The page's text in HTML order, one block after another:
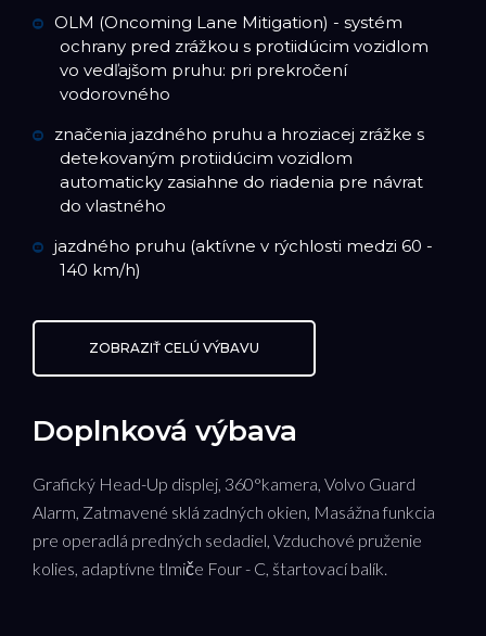
OLM (Oncoming Lane Mitigation) - systém
ochrany pred zrážkou s protiidúcim vozidlom
vo vedľajšom pruhu: pri prekročení
vodorovného
značenia jazdného pruhu a hroziacej zrážke s
detekovaným protiidúcim vozidlom
automaticky zasiahne do riadenia pre návrat
do vlastného
jazdného pruhu (aktívne v rýchlosti medzi 60 -
140 km/h)
ZOBRAZIŤ CELÚ VÝBAVU
Doplnková výbava
Grafický Head-Up displej, 360°kamera, Volvo Guard
Alarm, Zatmavené sklá zadných okien, Masážna funkcia
pre operadlá predných sedadiel, Vzduchové pruženie
kolies, adaptívne tlmiče Four - C, štartovací balík.